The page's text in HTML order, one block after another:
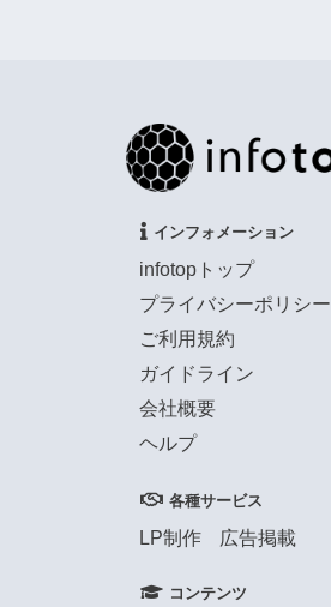
インフォメーション
infotopトップ
プライバシーポリシー
ご利用規約
ガイドライン
会社概要
ヘルプ
各種サービス
LP制作 広告掲載
コンテンツ